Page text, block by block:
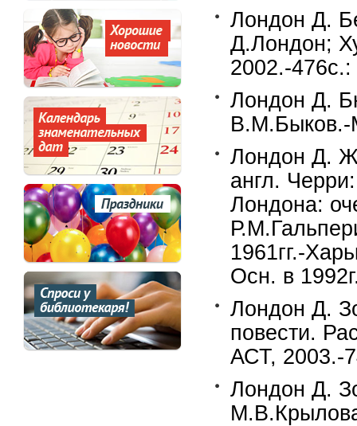
Лондон Д.
Д.Лондон;
2002.-
Лондон Д.
В.М.Быков.-
Лондон Д.
англ.
Лондона:
1961гг.-
Осн. в
Лондон Д.
повести.
АСТ, 2003.-
Лондон Д.